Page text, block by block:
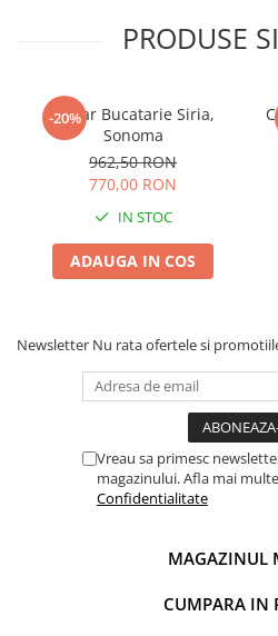
PRODUSE
-20%
Coltar Bucatarie Siria,
Sonoma
962,50 RON
770,00 RON
IN STOC
ADAUGA IN COS
Newsletter Nu rata ofertele si
Vreau sa primesc
magazinului. Afla mai
Confidentialitate
MAGAZINUL
CUMPARA IN